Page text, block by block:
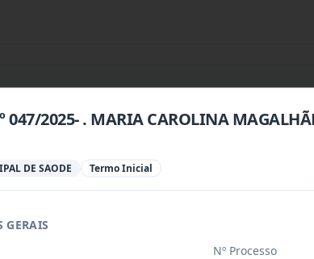
2025- . MARIA CAROLINA
DE SAODE Termo Inicial
GERAIS
Nº Processo